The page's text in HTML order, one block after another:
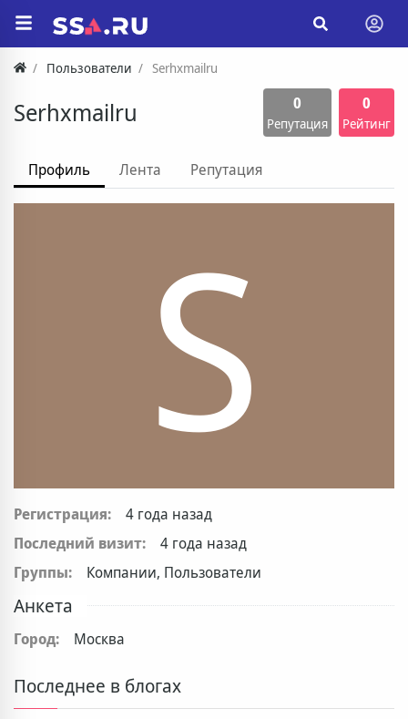
Пользователи Serhxmailru
Serhxmailru 0
Репутация
0
Рейтинг
Профиль Лента Репутация
S
Регистрация:
4 года назад
Последний визит:
4 года назад
Группы:
Компании, Пользователи
Анкета
Город: Москва
Последнее в блогах